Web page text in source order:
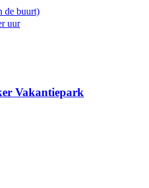
de buurt)
uur
Vakantiepark